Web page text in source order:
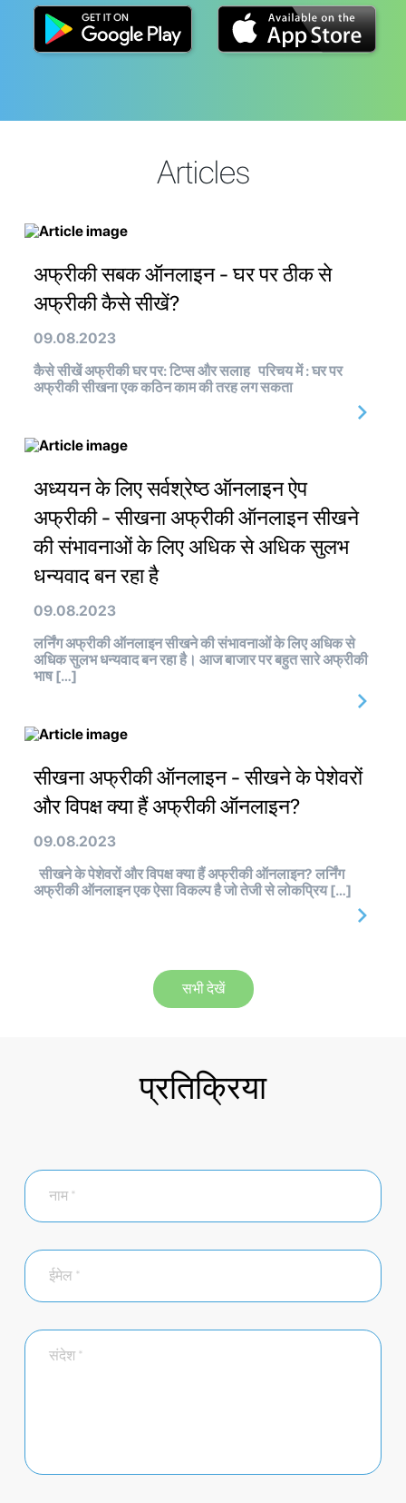
Articles
अफ्रीकी सबक ऑनलाइन - घर पर ठीक से
अफ्रीकी कैसे सीखें?
09.08.2023
कैसे सीखें अफ्रीकी घर पर: टिप्स और सलाह परिचय में : घर पर
अफ्रीकी सीखना एक कठिन काम की तरह लग सकता
अध्ययन के लिए सर्वश्रेष्ठ ऑनलाइन ऐप
अफ्रीकी - सीखना अफ्रीकी ऑनलाइन सीखने
की संभावनाओं के लिए अधिक से अधिक सुलभ
धन्यवाद बन रहा है
09.08.2023
लर्निंग अफ्रीकी ऑनलाइन सीखने की संभावनाओं के लिए अधिक से
अधिक सुलभ धन्यवाद बन रहा है। आज बाजार पर बहुत सारे अफ्रीकी
भाष […]
सीखना अफ्रीकी ऑनलाइन - सीखने के पेशेवरों
और विपक्ष क्या हैं अफ्रीकी ऑनलाइन?
09.08.2023
सीखने के पेशेवरों और विपक्ष क्या हैं अफ्रीकी ऑनलाइन? लर्निंग
अफ्रीकी ऑनलाइन एक ऐसा विकल्प है जो तेजी से लोकप्रिय […]
सभी देखें
प्रतिक्रिया